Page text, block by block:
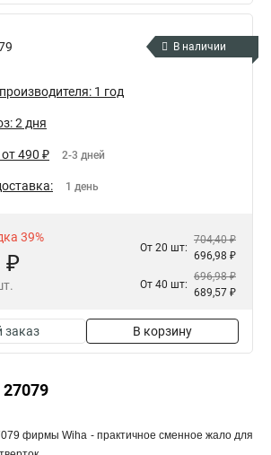
В наличии
1 год
2 дня
490 ₽ 2-3 дней
1 день
39%
₽
От 20 шт:
704,40 ₽
696,98 ₽
От 40 шт:
696,98 ₽
689,57 ₽
заказ В корзину
фирмы Wiha - практичное сменное жало для